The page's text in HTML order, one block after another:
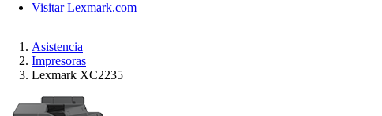
Visitar Lexmark.com
Asistencia
Impresoras
Lexmark XC2235